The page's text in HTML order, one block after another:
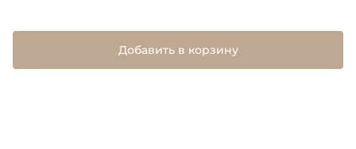
Добавить в корзину